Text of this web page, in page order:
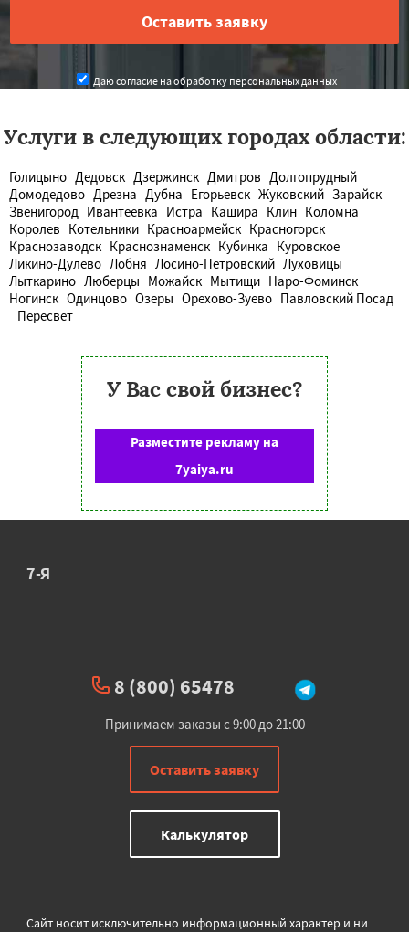
Даю согласие на обработку персональных данных
Услуги в следующих городах области:
Голицыно Дедовск Дзержинск Дмитров Долгопрудный
Домодедово Дрезна Дубна Егорьевск Жуковский Зарайск
Звенигород Ивантеевка Истра Кашира Клин Коломна
Королев Котельники Красноармейск Красногорск
Краснозаводск Краснознаменск Кубинка Куровское
Ликино-Дулево Лобня Лосино-Петровский Луховицы
Лыткарино Люберцы Можайск Мытищи Наро-Фоминск
Ногинск Одинцово Озеры Орехово-Зуево Павловский Посад
Пересвет
У Вас свой бизнес?
Разместите рекламу на
7yaiya.ru
7-Я
8 (800) 65478
Принимаем заказы с 9:00 до 21:00
Оставить заявку
Калькулятор
Сайт носит исключительно информационный характер и ни